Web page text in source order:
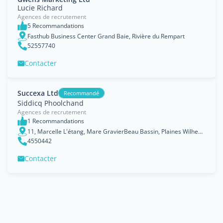
Lucie Richard
Agences de recrutement
5 Recommandations
Fasthub Business Center Grand Baie, Rivière du Rempart
52557740
Contacter
Succexa Ltd Recommandé
Siddicq Phoolchand
Agences de recrutement
1 Recommandations
11, Marcelle L'étang, Mare GravierBeau Bassin, Plaines Wilhems
4550442
Contacter